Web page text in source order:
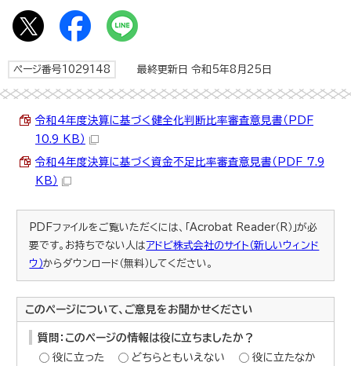
ページ番号1029148 最終更新日 令和5年8月25日
令和4年度決算に基づく健全化判断比率審査意見書（PDF
10.9 KB）
令和4年度決算に基づく資金不足比率審査意見書（PDF 7.9
KB）
PDFファイルをご覧いただくには、「Acrobat Reader（R）」が必
要です。お持ちでない人はアドビ株式会社のサイト（新しいウィンド
ウ）からダウンロード（無料）してください。
このページについて、ご意見をお聞かせください
質問：このページの情報は役に立ちましたか？
役に立った
どちらともいえない
役に立たなか